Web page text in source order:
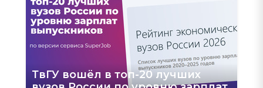
ТвГУ вошёл в топ-20 лучших